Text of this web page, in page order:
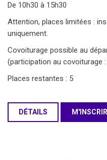
De 10h30 à 15h30
Attention, places limitées :
uniquement.
Covoiturage possible au
(participation au covoiturage :
Places restantes : 5
DÉTAILS